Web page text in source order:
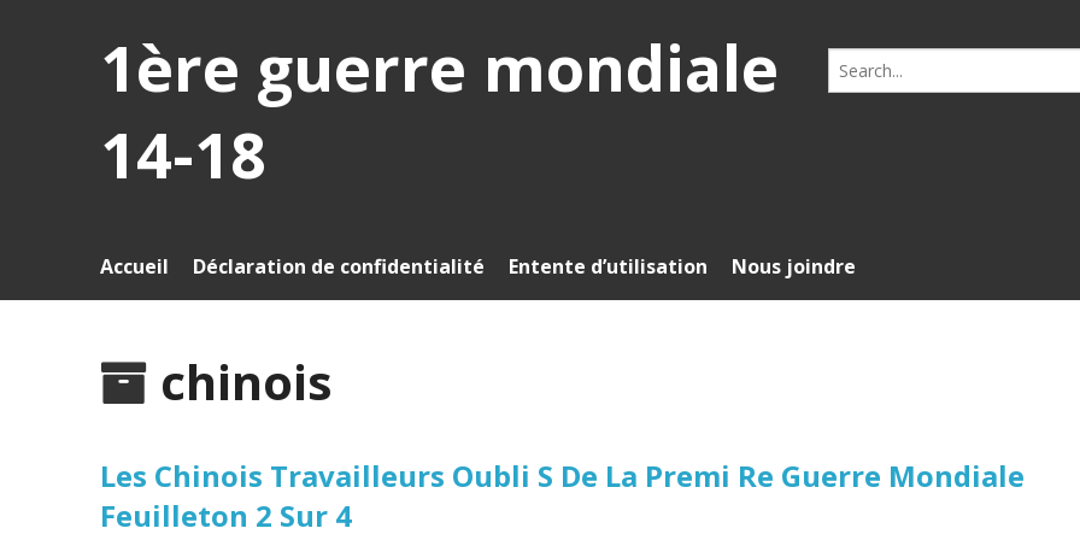
1ère guerre mondiale
14-18
Search
for:
Accueil Déclaration de confidentialité Entente d’utilisation Nous joindre
chinois
Les Chinois Travailleurs Oubli S De La Premi Re Guerre Mondiale
Feuilleton 2 Sur 4